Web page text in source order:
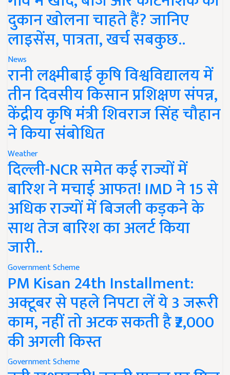
दुकान खोलना चाहते हैं? जानिए
लाइसेंस, पात्रता, खर्च सबकुछ..
News
रानी लक्ष्मीबाई कृषि विश्वविद्यालय में
तीन दिवसीय किसान प्रशिक्षण संपन्न,
केंद्रीय कृषि मंत्री शिवराज सिंह चौहान
ने किया संबोधित
Weather
दिल्ली-NCR समेत कई राज्यों में
बारिश ने मचाई आफत! IMD ने 15 से
अधिक राज्यों में बिजली कड़कने के
साथ तेज बारिश का अलर्ट किया
जारी..
Government Scheme
PM Kisan 24th Installment:
अक्टूबर से पहले निपटा लें ये 3 जरूरी
काम, नहीं तो अटक सकती है ₹2,000
की अगली किस्त
Government Scheme